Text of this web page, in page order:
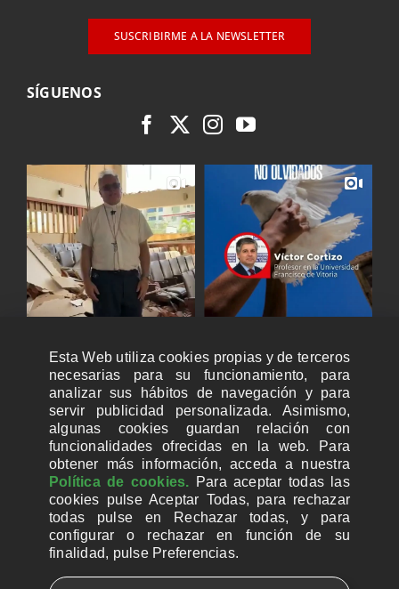
SUSCRIBIRME A LA NEWSLETTER
SÍGUENOS
CUENTAS BANCARIAS PARA DONAR
Esta Web utiliza cookies propias y de terceros
necesarias para su funcionamiento, para
analizar sus hábitos de navegación y para
servir publicidad personalizada. Asimismo,
algunas cookies guardan relación con
funcionalidades ofrecidas en la web. Para
obtener más información, acceda a nuestra
Política de cookies. Para aceptar todas las
cookies pulse Aceptar Todas, para rechazar
todas pulse en Rechazar todas, y para
configurar o rechazar en función de su
finalidad, pulse Preferencias.